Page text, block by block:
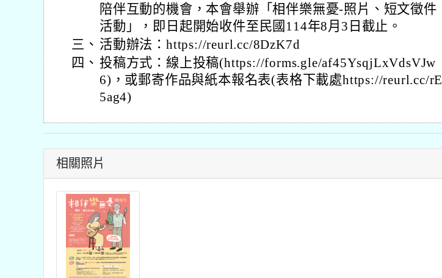
陪伴互動的機會，本會舉辦「相伴樂無憂-照片、短文徵件
活動」，即日起開始收件至民國114年8月3日截止。
三、 活動辦法：https://reurl.cc/8DzK7d
四、 投稿方式：線上投稿(https://forms.gle/af45YsqjLxVdsVJw
6)，或郵寄作品與紙本報名表(表格下載處https://reurl.cc/rE
5ag4)
相關照片